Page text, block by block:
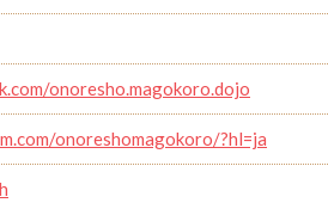
onoresho.magokoro.dojo
onoreshomagokoro/?hl=ja